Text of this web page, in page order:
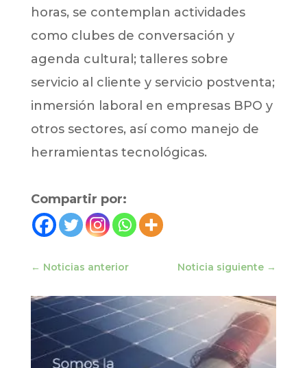
horas, se contemplan actividades
como clubes de conversación y
agenda cultural; talleres sobre
servicio al cliente y servicio postventa;
inmersión laboral en empresas BPO y
otros sectores, así como manejo de
herramientas tecnológicas.
Compartir por:
← Noticias anterior Noticia siguiente →